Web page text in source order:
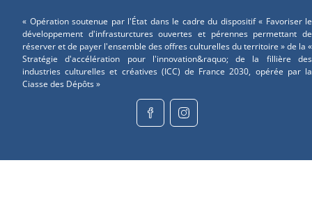
« Opération soutenue par l'État dans le cadre du dispositif « Favoriser le
développement d'infrasturctures ouvertes et pérennes permettant de
réserver et de payer l'ensemble des offres culturelles du territoire » de la «
Stratégie d'accélération pour l'innovation&raquo; de la fillière des
industries culturelles et créatives (ICC) de France 2030, opérée par la
Ciasse des Dépôts »